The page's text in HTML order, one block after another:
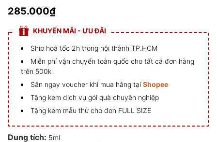
285.000₫
KHUYẾN MÃI - ƯU ĐÃI
Ship hoả tốc 2h trong nội thành TP.HCM
Miễn phí vận chuyển toàn quốc cho tất cả đơn hàng
trên 500k
Săn ngay voucher khi mua hàng tại Shopee
Tặng kèm dịch vụ gói quà chuyên nghiệp
Tặng kèm mẫu thử cho đơn FULL SIZE
Dung tích: 5ml